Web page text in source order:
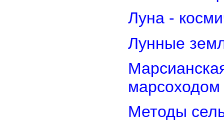
Луна -
Лунные
марсоходом
Методы